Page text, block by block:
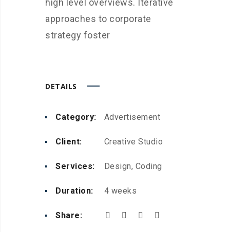
high level overviews. Iterative
approaches to corporate
strategy foster
DETAILS
Category: Advertisement
Client: Creative Studio
Services: Design, Coding
Duration: 4 weeks
Share: